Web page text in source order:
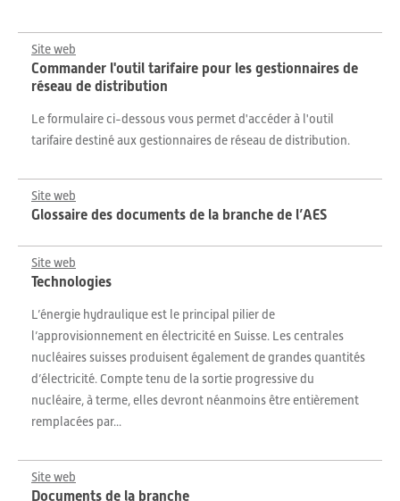
Site web
Commander l'outil tarifaire pour les gestionnaires de
réseau de distribution
Le formulaire ci-dessous vous permet d'accéder à l'outil
tarifaire destiné aux gestionnaires de réseau de distribution.
Site web
Glossaire des documents de la branche de l’AES
Site web
Technologies
L’énergie hydraulique est le principal pilier de
l’approvisionnement en électricité en Suisse. Les centrales
nucléaires suisses produisent également de grandes quantités
d’électricité. Compte tenu de la sortie progressive du
nucléaire, à terme, elles devront néanmoins être entièrement
remplacées par...
Site web
Documents de la branche